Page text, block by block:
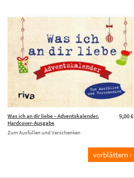
9,00 €
Was ich an dir liebe – Adventskalender.
Hardcover-Ausgabe
Zum Ausfüllen und Verschenken
vorblättern ›